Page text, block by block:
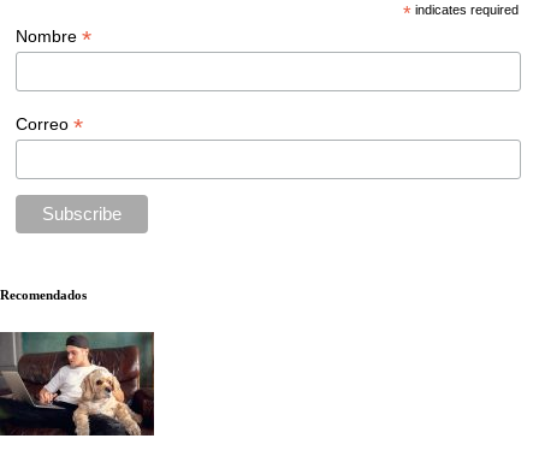
*indicates required
Nombre*
Correo*
Recomendados